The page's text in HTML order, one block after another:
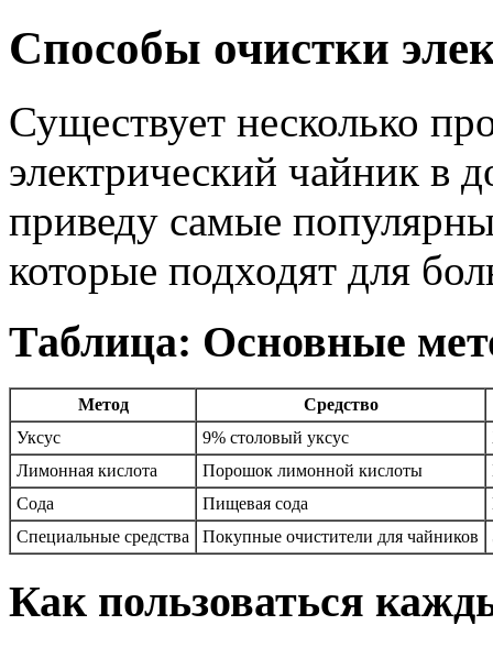
Способы очистки
Существует несколько
электрический чайник в
приведу самые
которые подходят для
Таблица: Основные
Метод
Средство
Уксус
9% столовый уксус
Лимонная кислота
Порошок лимонной кислоты
Сода
Пищевая сода
Специальные средства
Покупные очистители для чайников
Как пользоваться